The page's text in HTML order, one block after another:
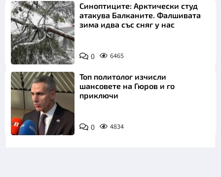
Синоптиците: Арктически студ
атакува Балканите. Фалшивата
зима идва със сняг у нас
0 6465
Топ политолог изчисли
шансовете на Гюров и го
приключи
0 4834